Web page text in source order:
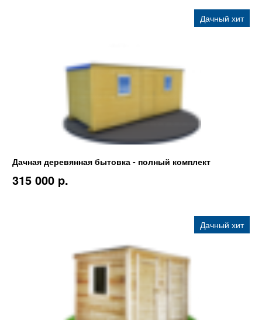
Дачный хит
Дачная деревянная бытовка - полный комплект
315 000 p.
Дачный хит